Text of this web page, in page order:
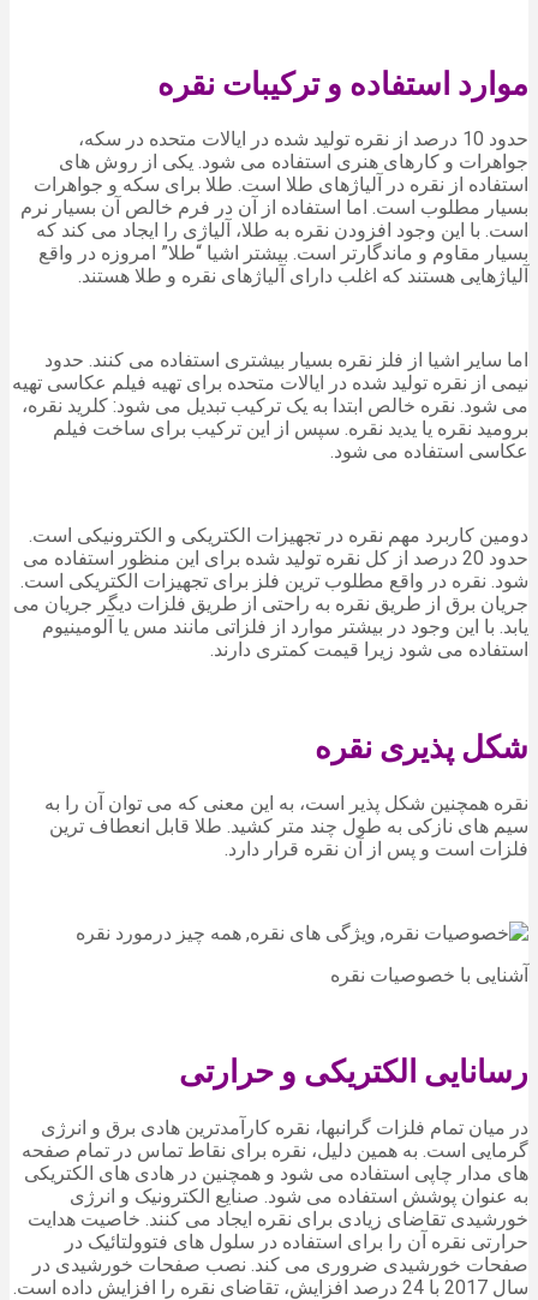
موارد استفاده و ترکیبات نقره
حدود 10 درصد از نقره تولید شده در ایالات متحده در سکه،
جواهرات و کارهای هنری استفاده می شود. یکی از روش های
استفاده از نقره در آلیاژهای طلا است. طلا برای سکه و جواهرات
بسیار مطلوب است. اما استفاده از آن در فرم خالص آن بسیار نرم
است. با این وجود افزودن نقره به طلا، آلیاژی را ایجاد می کند که
بسیار مقاوم و ماندگارتر است. بیشتر اشیا “طلا” امروزه در واقع
آلیاژهایی هستند که اغلب دارای آلیاژهای نقره و طلا هستند.
اما سایر اشیا از فلز نقره بسیار بیشتری استفاده می کنند. حدود
نیمی از نقره تولید شده در ایالات متحده برای تهیه فیلم عکاسی تهیه
می شود. نقره خالص ابتدا به یک ترکیب تبدیل می شود: کلرید نقره،
برومید نقره یا یدید نقره. سپس از این ترکیب برای ساخت فیلم
عکاسی استفاده می شود.
دومین کاربرد مهم نقره در تجهیزات الکتریکی و الکترونیکی است.
حدود 20 درصد از کل نقره تولید شده برای این منظور استفاده می
شود. نقره در واقع مطلوب ترین فلز برای تجهیزات الکتریکی است.
جریان برق از طریق نقره به راحتی از طریق فلزات دیگر جریان می
یابد. با این وجود در بیشتر موارد از فلزاتی مانند مس یا آلومینیوم
استفاده می شود زیرا قیمت کمتری دارند.
شکل پذیری نقره
نقره همچنین شکل پذیر است، به این معنی که می توان آن را به
سیم های نازکی به طول چند متر کشید. طلا قابل انعطاف ترین
فلزات است و پس از آن نقره قرار دارد.
آشنایی با خصوصیات نقره
رسانایی الکتریکی و حرارتی
در میان تمام فلزات گرانبها، نقره کارآمدترین هادی برق و انرژی
گرمایی است. به همین دلیل، نقره برای نقاط تماس در تمام صفحه
های مدار چاپی استفاده می شود و همچنین در هادی های الکتریکی
به عنوان پوشش استفاده می شود. صنایع الکترونیک و انرژی
خورشیدی تقاضای زیادی برای نقره ایجاد می کنند. خاصیت هدایت
حرارتی نقره آن را برای استفاده در سلول های فتوولتائیک در
صفحات خورشیدی ضروری می کند. نصب صفحات خورشیدی در
سال 2017 با 24 درصد افزایش، تقاضای نقره را افزایش داده است.